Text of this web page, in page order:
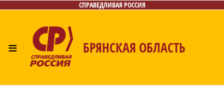
СПРАВЕДЛИВАЯ РОССИЯ
≡ БРЯНСКАЯ ОБЛАСТЬ